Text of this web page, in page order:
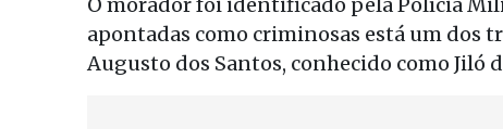
apontadas como criminosas está um dos
Augusto dos Santos, conhecido como Jiló